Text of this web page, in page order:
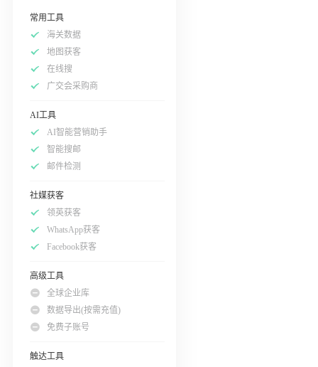
常用工具
海关数据
地图获客
在线搜
广交会采购商
AI工具
AI智能营销助手
智能搜邮
邮件检测
社媒获客
领英获客
WhatsApp获客
Facebook获客
高级工具
全球企业库
数据导出(按需充值)
免费子账号
触达工具